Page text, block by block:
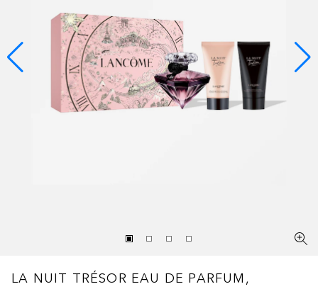
LA NUIT TRÉSOR EAU DE PARFUM,